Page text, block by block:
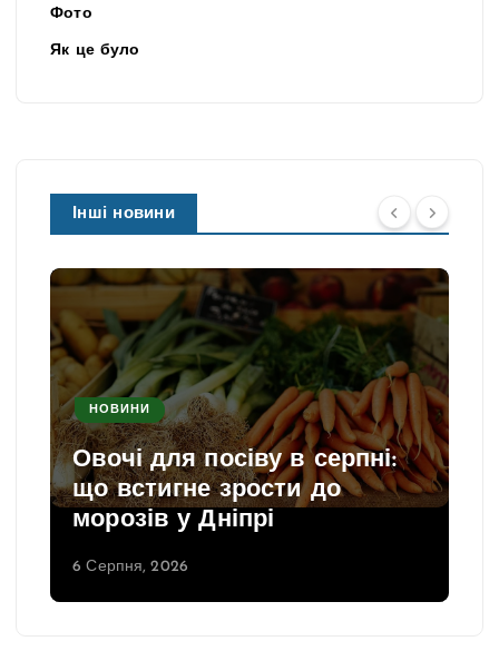
Фото
Як це було
Інші новини
НОВИНИ
Овочі для посіву в серпні:
що встигне зрости до
морозів у Дніпрі
6 Серпня, 2026